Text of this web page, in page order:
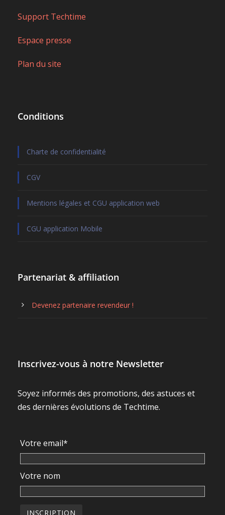
Support Techtime
Espace presse
Plan du site
Conditions
Charte de confidentialité
CGV
Mentions légales et CGU application web
CGU application Mobile
Partenariat & affiliation
Devenez partenaire revendeur !
Inscrivez-vous à notre Newsletter
Soyez informés des promotions, des astuces et
des dernières évolutions de Techtime.
Votre email*
Votre nom